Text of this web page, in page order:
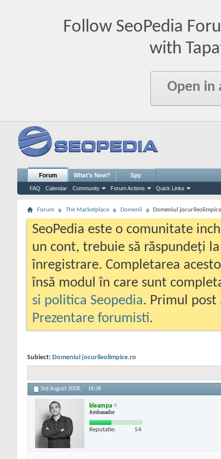
Follow SeoPedia
with
Open in
Forum
FAQ Calendar Community Forum Actions Quick Links
What's New? Spy
Forum The Marketplace Domenii Domeniul
SeoPedia este o comunitate
un cont, trebuie să răspundeți
înregistrare. Completarea
însă modul în care sunt
si politica Seopedia. Primul
Prezentare forumisti.
Subiect: Domeniul jocurileolimpice.ro
3rd August 2008, 16:36
kleampa
Ambasador
Reputatie: 54